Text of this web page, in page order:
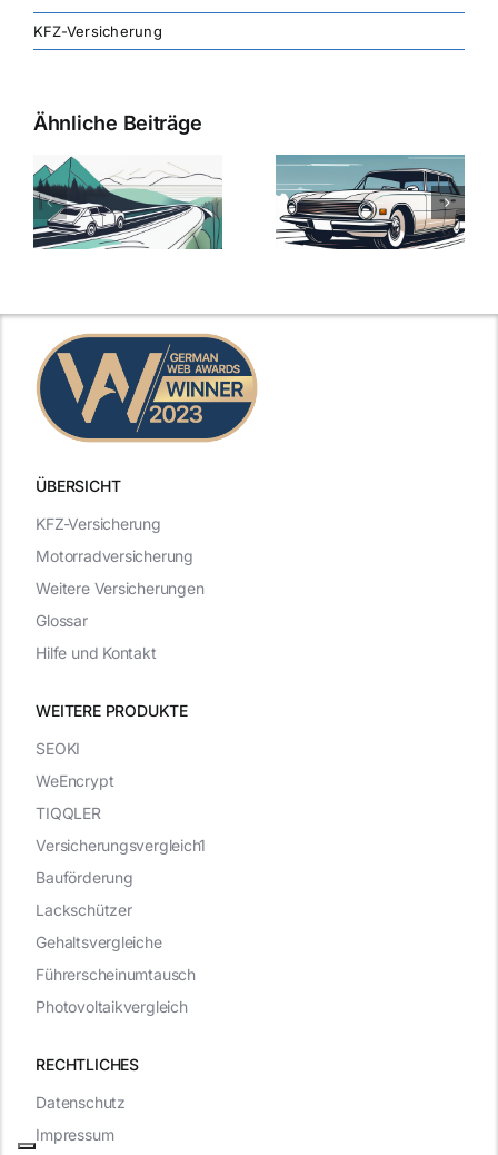
KFZ-Versicherung
Ähnliche Beiträge
Versicherung:
Günstige Kfz-
Versicherungstarife
mit Top-
Kfz-
Die besten
Angebote im
ÜBERSICHT
WEITERE PRODUKTE
RECHTLICHES
Datenschutz
Impressum
KFZ-Versicherung
Motorradversicherung
Weitere Versicherungen
Glossar
Hilfe und Kontakt
SEOKI
WeEncrypt
TIQQLER
Versicherungsvergleich1
Bauförderung
Lackschützer
Gehaltsvergleiche
Führerscheinumtausch
Photovoltaikvergleich